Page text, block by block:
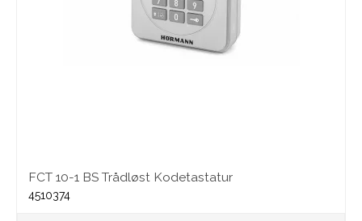
FCT 10-1 BS Trådløst Kodetastatur
4510374